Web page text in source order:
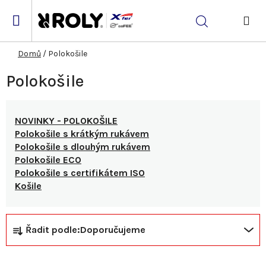
Hledat
Domů / Polokošile
Polokošile
NOVINKY - POLOKOŠILE
Polokošile s krátkým rukávem
Polokošile s dlouhým rukávem
Polokošile ECO
Polokošile s certifikátem ISO
Košile
Ř
Řadit podle:Doporučujeme
V